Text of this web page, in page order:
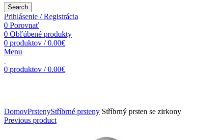
Search
Prihlásenie / Registrácia
0 Porovnať
0 Obľúbené produkty
0 produktov / 0.00€
Menu
0 produktov / 0.00€
DomovPrstenyStříbrné prsteny Stříbrný prsten se zirkony
Previous product